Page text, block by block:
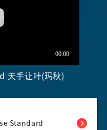
天手让叶(玛秋)
Standard